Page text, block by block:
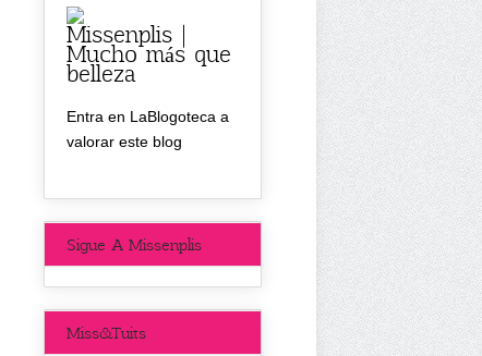
Missenplis |
Mucho más que
belleza
Entra en LaBlogoteca a
valorar este blog
Sigue A Missenplis
Miss&Tuits